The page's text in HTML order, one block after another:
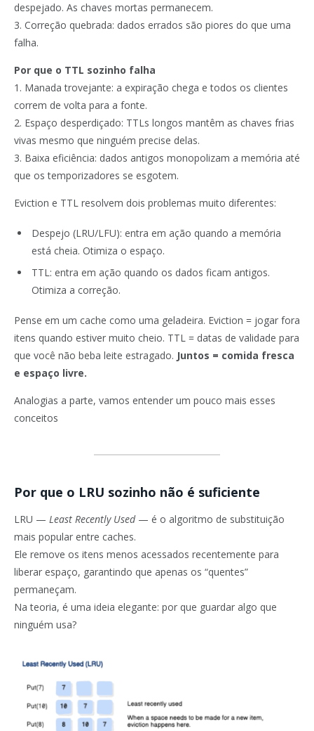
despejado. As chaves mortas permanecem.
3. Correção quebrada: dados errados são piores do que uma
falha.
Por que o TTL sozinho falha
1. Manada trovejante: a expiração chega e todos os clientes
correm de volta para a fonte.
2. Espaço desperdiçado: TTLs longos mantêm as chaves frias
vivas mesmo que ninguém precise delas.
3. Baixa eficiência: dados antigos monopolizam a memória até
que os temporizadores se esgotem.
Eviction e TTL resolvem dois problemas muito diferentes:
Despejo (LRU/LFU): entra em ação quando a memória
está cheia. Otimiza o espaço.
TTL: entra em ação quando os dados ficam antigos.
Otimiza a correção.
Pense em um cache como uma geladeira. Eviction = jogar fora
itens quando estiver muito cheio. TTL = datas de validade para
que você não beba leite estragado. Juntos = comida fresca
e espaço livre.
Analogias a parte, vamos entender um pouco mais esses
conceitos
Por que o LRU sozinho não é suficiente
LRU — Least Recently Used— é o algoritmo de substituição
mais popular entre caches.
Ele remove os itens menos acessados recentemente para
liberar espaço, garantindo que apenas os “quentes”
permaneçam.
Na teoria, é uma ideia elegante: por que guardar algo que
ninguém usa?